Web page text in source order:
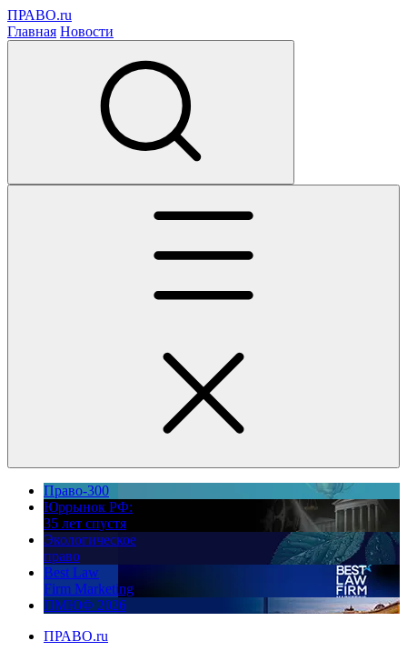
ПРАВО.ru
Главная Новости
Право-300
Юррынок РФ:
35 лет спустя
Экологическое
право
Best Law
Firm Marketing
ПМЮФ 2026
ПРАВО.ru